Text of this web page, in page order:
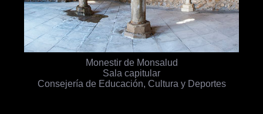
Monestir de Monsalud
Sala capitular
Consejería de Educación, Cultura y Deportes